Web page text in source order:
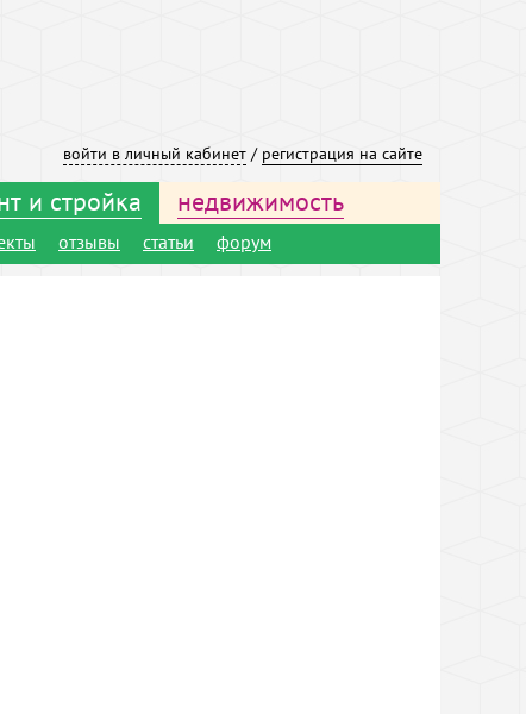
войти в личный кабинет / регистрация на сайте
и стройка недвижимость
отзывы статьи форум